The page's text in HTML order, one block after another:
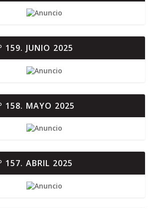
159. JUNIO 2025
158. MAYO 2025
157. ABRIL 2025